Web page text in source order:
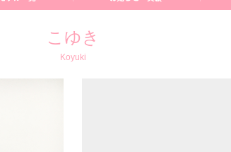
こゆき
Koyuki